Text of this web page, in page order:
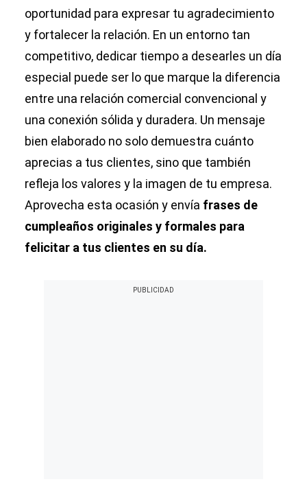
oportunidad para expresar tu agradecimiento
y fortalecer la relación. En un entorno tan
competitivo, dedicar tiempo a desearles un día
especial puede ser lo que marque la diferencia
entre una relación comercial convencional y
una conexión sólida y duradera. Un mensaje
bien elaborado no solo demuestra cuánto
aprecias a tus clientes, sino que también
refleja los valores y la imagen de tu empresa.
Aprovecha esta ocasión y envía frases de
cumpleaños originales y formales para
felicitar a tus clientes en su día.